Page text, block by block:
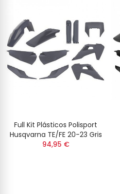
Full Kit Plásticos Polisport
Husqvarna TE/FE 20-23 Gris
94,95 €